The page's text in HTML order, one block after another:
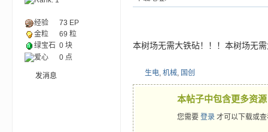
经验 73 EP
金粒
69 粒
绿宝石 0 块
爱心
0 点
发消息
本树场无需大铁砧！！！本树场无
生电, 机械, 国创
本帖子中包含更多资源
您需要 登录 才可以下载或